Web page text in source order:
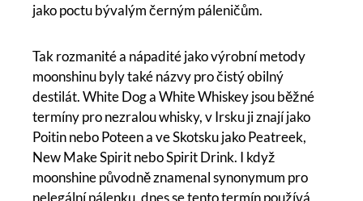
jako poctu bývalým černým páleničům.
Tak rozmanité a nápadité jako výrobní metody
moonshinu byly také názvy pro čistý obilný
destilát. White Dog a White Whiskey jsou běžné
termíny pro nezralou whisky, v Irsku ji znají jako
Poitin nebo Poteen a ve Skotsku jako Peatreek,
New Make Spirit nebo Spirit Drink. I když
moonshine původně znamenal synonymum pro